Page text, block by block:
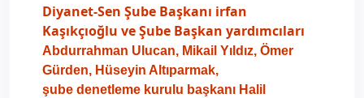
Diyanet-Sen Şube Başkanı irfan
Kaşıkçıoğlu ve Şube Başkan yardımcıları
Abdurrahman Ulucan, Mikail Yıldız, Ömer
Gürden, Hüseyin Altıparmak,
şube denetleme kurulu başkanı Halil